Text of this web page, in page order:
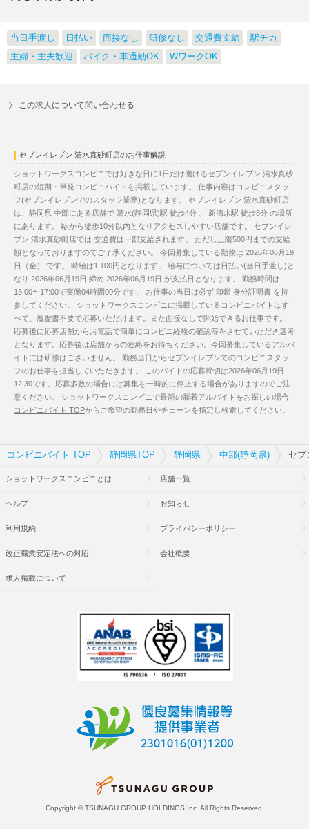
当日手渡し 日払い 面接なし 研修なし 交通費支給
駅チカ
主婦・主夫歓迎
バイク・車通勤OK WワークOK
この求人について問い合わせる
セブンイレブン 清水真砂町店のお仕事解説
ショットワークスコンビニでは好きな日に1日だけ働けるセブンイレブン 清水真砂
町店の短期・単発コンビニバイトを掲載しています。 仕事内容はコンビニスタッ
フ(セブンイレブンでのスタッフ業務)となります。 セブンイレブン 清水真砂町店
は、静岡県 中部にある店舗で 清水(静岡県)駅 徒歩4分 、 新清水駅 徒歩8分 の場所
にあります。 駅から徒歩10分以内となりアクセスしやすい店舗です。 セブンイレ
ブン 清水真砂町店では 交通費は一部支給されます。 ただし上限500円までの支給
額となっておりますのでご了承ください。 今回募集している勤務は 2026年06月19
日（金） です。 時給は1,100円となります。 給与については日払い(当日手渡し)と
なり 2026年06月19日 締め 2026年06月19日 が支払日となります。 勤務時間は
13:00〜17:00で実働04時間00分です。 お仕事の当日は必ず 印鑑 身分証明書 を持
参してください。 ショットワークスコンビニに掲載しているコンビニバイトはす
べて、履歴書不要で応募いただけます。また面接なしで開始できるお仕事です。
応募後に応募店舗からお電話で簡単にコンビニ経験の確認等をさせていただき選考
となります。応募後は店舗からの連絡をお待ちください。今回募集しているアルバ
イトには研修はございません。 勤務当日からセブンイレブンでのコンビニスタッ
フのお仕事を担当していただきます。 このバイトの応募締切は2026年06月19日
12:30です。応募多数の場合には募集を一時的に停止する場合がありますのでご注
意ください。 ショットワークスコンビニで最新の新着アルバイトをお探しの場合
コンビニバイト TOPからご希望の勤務日やチェーンを指定し検索してください。
コンビニバイト TOP 静岡県TOP 静岡県 中部(静岡県) セブ
ショットワークスコンビニとは 店舗一覧
ヘルプ お知らせ
利用規約 プライバシーポリシー
改正職業安定法への対応 会社概要
求人掲載について
Copyright © TSUNAGU GROUP HOLDINGS Inc. All Rights Reserved.